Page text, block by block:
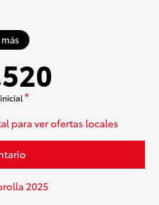
*
para ver ofertas locales
2025